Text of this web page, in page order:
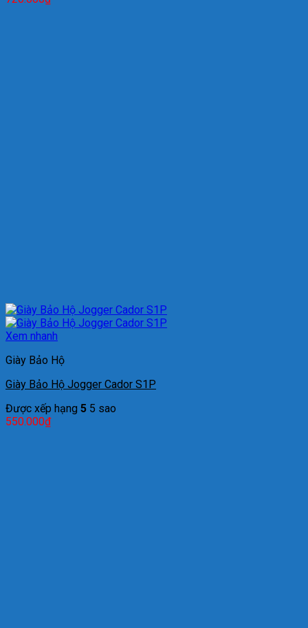
Xem nhanh
Giày Bảo Hộ
Giày Bảo Hộ Jogger Cador S1P
Được xếp hạng 5 5 sao
550.000₫